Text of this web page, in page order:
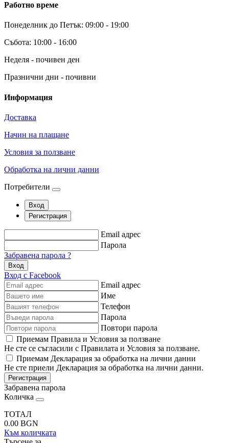
Работно време
Понеделник до Петък: 09:00 - 19:00
Събота: 10:00 - 16:00
Неделя - почивен ден
Празнични дни - почивни
Информация
Доставка
Начин на плащане
Условия за ползване
Обработка на лични данни
Потребители
Вход
Регистрация
Email адрес
Парола
Забравена парола ?
Вход
Вход с Facebook
Email адрес
Име
Телефон
Парола
Повтори парола
Приемам Правила и Условия за ползване
Не сте се съгласили с Правилата и Условия за ползване.
Приемам Декларация за обработка на лични данни
Не сте приели Декларация за обработка на лични данни.
Регистрация
Забравена парола
Количка
ТОТАЛ
0.00 BGN
Към количката